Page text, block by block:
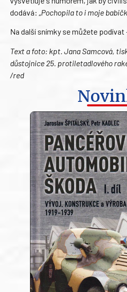
dodává: „Pochopila to i moje
Na další snímky se můžete podívat
Text a foto: kpt. Jana Samcová,
důstojnice 25. protiletadlového
/red